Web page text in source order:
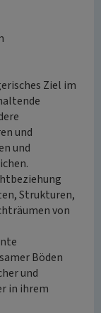
Ziel im
und
und
Strukturen,
von
Böden
und
in ihrem